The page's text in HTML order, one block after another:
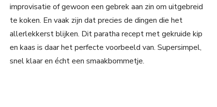
improvisatie of gewoon een gebrek aan zin om uitgebreid
te koken. En vaak zijn dat precies de dingen die het
allerlekkerst blijken. Dit paratha recept met gekruide kip
en kaas is daar het perfecte voorbeeld van. Supersimpel,
snel klaar en écht een smaakbommetje.